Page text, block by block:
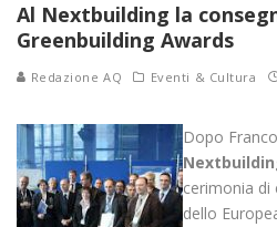
Al Nextbuilding la
Greenbuilding Awards
Redazione AQ Eventi & Cultura
Dopo
cerimonia di
dello